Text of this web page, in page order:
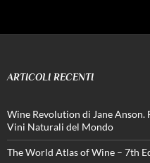
ARTICOLI RECENTI
Wine Revolution di Jane
Vini Naturali del Mondo
The World Atlas of Wine – 7th